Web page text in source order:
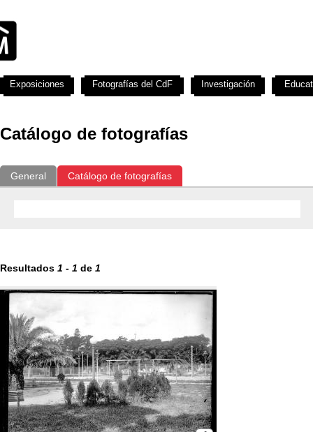
Catálogo de fotografías
General Catálogo de fotografías
Resultados 1 - 1 de 1
Exposiciones Fotografías del CdF Investigación